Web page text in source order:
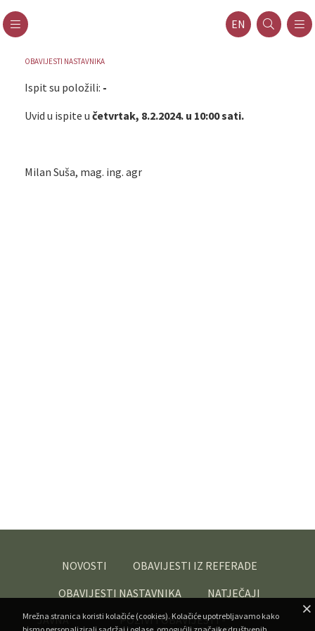
EN
OBAVIJESTI NASTAVNIKA
Ispit su položili: -
Uvid u ispite u četvrtak, 8.2.2024. u 10:00 sati.
Milan Suša, mag. ing. agr
NOVOSTI
OBAVIJESTI IZ REFERADE
OBAVIJESTI NASTAVNIKA
NATJEČAJI
JAVNA
POZIVI I OBAVIJESTI -
Mrežna stranica koristi kolačiće (cookies). Kolačiće upotrebljavamo kako